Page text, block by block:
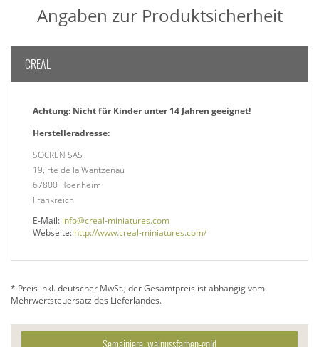
Angaben zur Produktsicherheit
CREAL
Achtung: Nicht für Kinder unter 14 Jahren geeignet!
Herstelleradresse:
SOCREN SAS
19, rte de la Wantzenau
67800 Hoenheim
Frankreich
E-Mail: info@creal-miniatures.com
Webseite: http://www.creal-miniatures.com/
* Preis inkl. deutscher MwSt.; der Gesamtpreis ist abhängig vom
Mehrwertsteuersatz des Lieferlandes.
Semainiere, walnussfarben-gold